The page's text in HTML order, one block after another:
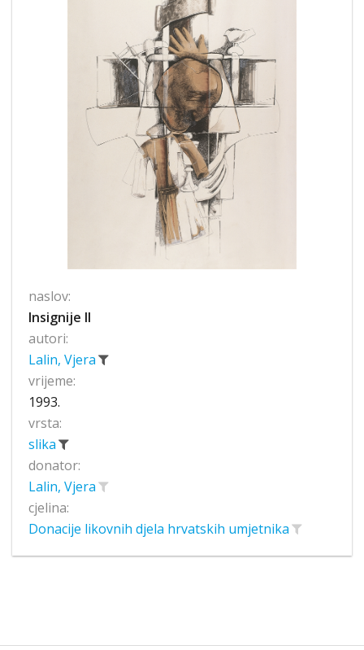
naslov:
Insignije II
autori:
Lalin, Vjera
vrijeme:
1993.
vrsta:
slika
donator:
Lalin, Vjera
cjelina:
Donacije likovnih djela hrvatskih umjetnika